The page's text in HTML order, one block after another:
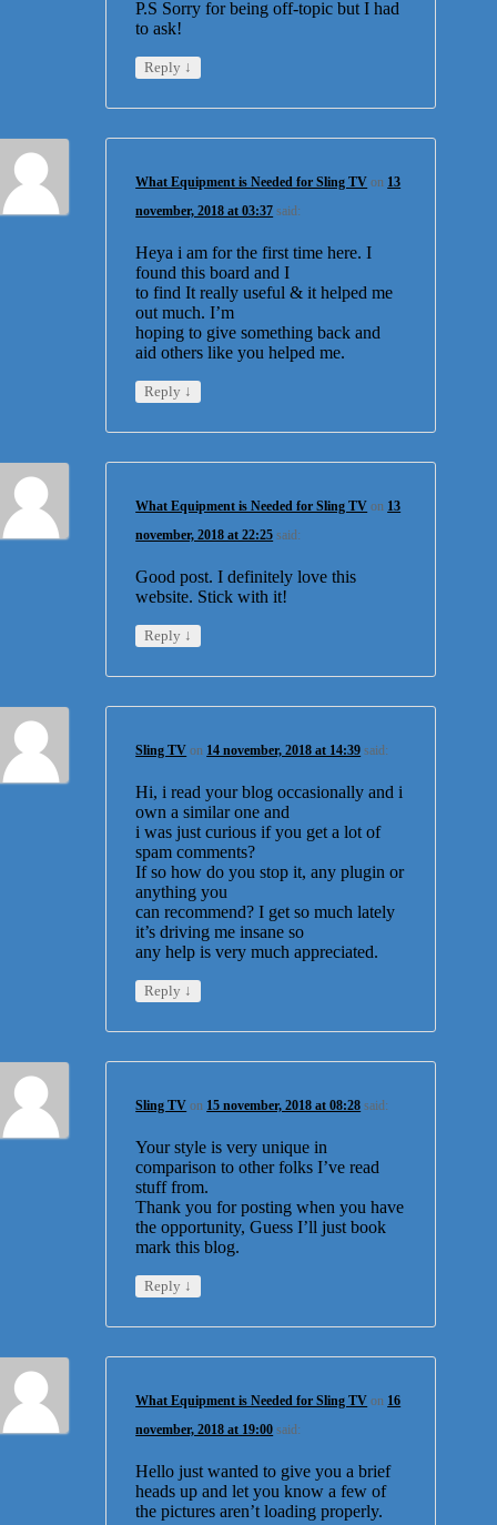
P.S Sorry for being off-topic but I had
to ask!
Reply ↓
What Equipment is Needed for Sling TV on 13
november, 2018 at 03:37 said:
Heya i am for the first time here. I
found this board and I
to find It really useful & it helped me
out much. I’m
hoping to give something back and
aid others like you helped me.
Reply ↓
What Equipment is Needed for Sling TV on 13
november, 2018 at 22:25 said:
Good post. I definitely love this
website. Stick with it!
Reply ↓
Sling TV on 14 november, 2018 at 14:39 said:
Hi, i read your blog occasionally and i
own a similar one and
i was just curious if you get a lot of
spam comments?
If so how do you stop it, any plugin or
anything you
can recommend? I get so much lately
it’s driving me insane so
any help is very much appreciated.
Reply ↓
Sling TV on 15 november, 2018 at 08:28 said:
Your style is very unique in
comparison to other folks I’ve read
stuff from.
Thank you for posting when you have
the opportunity, Guess I’ll just book
mark this blog.
Reply ↓
What Equipment is Needed for Sling TV on 16
november, 2018 at 19:00 said:
Hello just wanted to give you a brief
heads up and let you know a few of
the pictures aren’t loading properly.